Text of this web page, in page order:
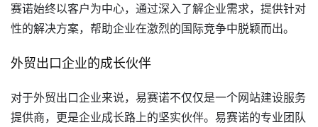
赛诺始终以客户为中心，通过深入了解企业需求，提供针对
性的解决方案，帮助企业在激烈的国际竞争中脱颖而出。
外贸出口企业的成长伙伴
对于外贸出口企业来说，易赛诺不仅仅是一个网站建设服务
提供商，更是企业成长路上的坚实伙伴。易赛诺的专业团队